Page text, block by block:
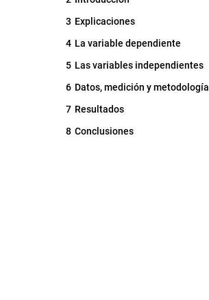
3 Explicaciones
4 La variable dependiente
5 Las variables independientes
6 Datos, medición y metodología
7 Resultados
8 Conclusiones